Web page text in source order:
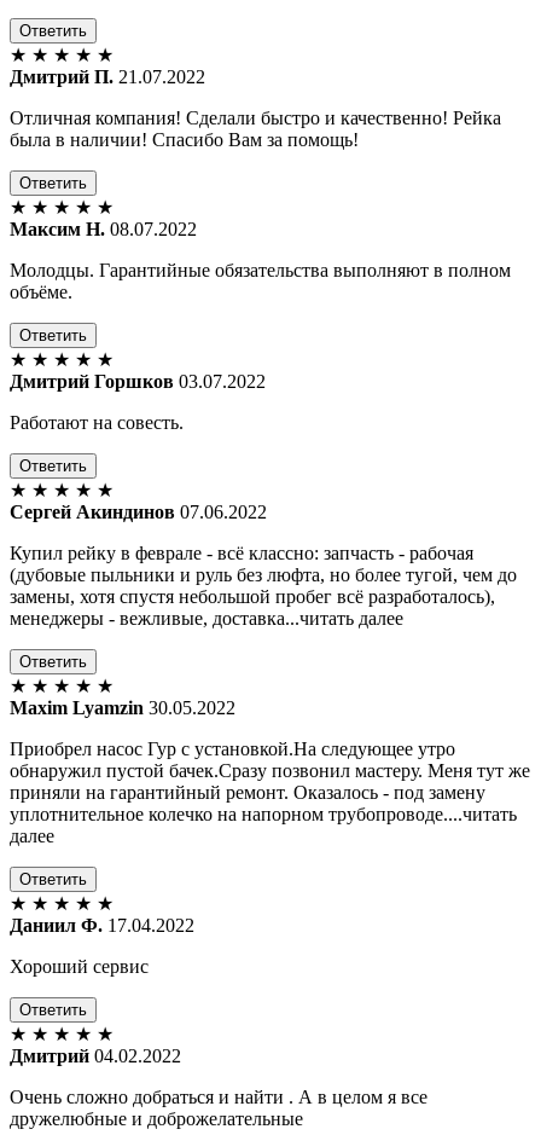
Ответить
★ ★ ★ ★ ★
Дмитрий П. 21.07.2022
Отличная компания! Сделали быстро и качественно! Рейка
была в наличии! Спасибо Вам за помощь!
Ответить
★ ★ ★ ★ ★
Максим Н. 08.07.2022
Молодцы. Гарантийные обязательства выполняют в полном
объёме.
Ответить
★ ★ ★ ★ ★
Дмитрий Горшков 03.07.2022
Работают на совесть.
Ответить
★ ★ ★ ★ ★
Сергей Акиндинов 07.06.2022
Купил рейку в феврале - всё классно: запчасть - рабочая
(дубовые пыльники и руль без люфта, но более тугой, чем до
замены, хотя спустя небольшой пробег всё разработалось),
менеджеры - вежливые, доставка...читать далее
Ответить
★ ★ ★ ★ ★
Maxim Lyamzin 30.05.2022
Приобрел насос Гур с установкой.На следующее утро
обнаружил пустой бачек.Сразу позвонил мастеру. Меня тут же
приняли на гарантийный ремонт. Оказалось - под замену
уплотнительное колечко на напорном трубопроводе....читать
далее
Ответить
★ ★ ★ ★ ★
Даниил Ф. 17.04.2022
Хороший сервис
Ответить
★ ★ ★ ★ ★
Дмитрий 04.02.2022
Очень сложно добраться и найти . А в целом я все
дружелюбные и доброжелательные